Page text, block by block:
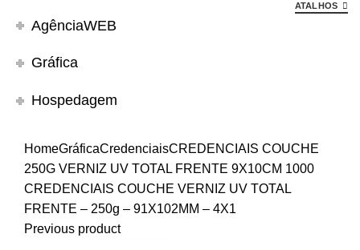
ATALHOS
AgênciaWEB
Gráfica
Hospedagem
HomeGráficaCredenciaisCREDENCIAIS COUCHE
250G VERNIZ UV TOTAL FRENTE 9X10CM 1000
CREDENCIAIS COUCHE VERNIZ UV TOTAL
FRENTE – 250g – 91X102MM – 4X1
Previous product